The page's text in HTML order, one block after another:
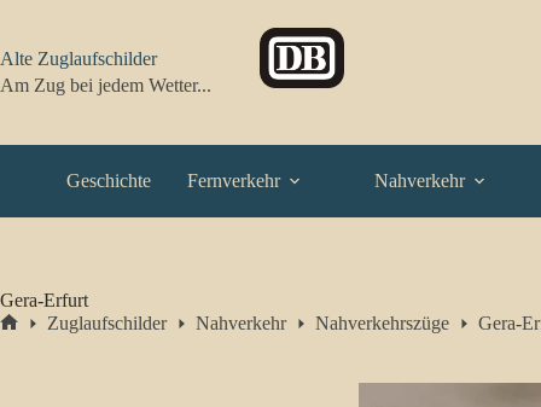
springen
Alte Zuglaufschilder
Am Zug bei jedem Wetter...
Geschichte Fernverkehr Nahverkehr
Gera-Erfurt
Zuglaufschilder Nahverkehr Nahverkehrszüge Gera-